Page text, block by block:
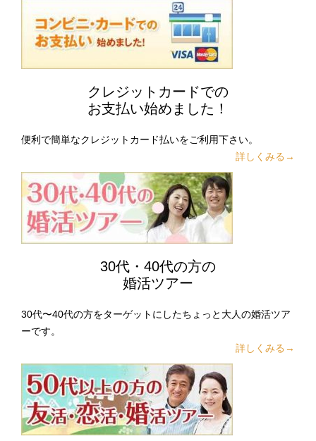
クレジットカードでの
お支払い始めました！
便利で簡単なクレジットカード払いをご利用下さい。
詳しくみる→
30代・40代の方の
婚活ツアー
30代〜40代の方をターゲットにしたちょっと大人の婚活ツア
ーです。
詳しくみる→